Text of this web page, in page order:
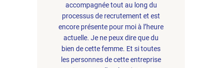
accompagnée tout au long du
processus de recrutement et est
encore présente pour moi à l’heure
actuelle. Je ne peux dire que du
bien de cette femme. Et si toutes
les personnes de cette entreprise